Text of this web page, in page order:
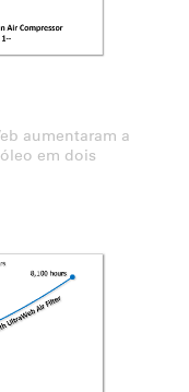
aumentaram a
em dois